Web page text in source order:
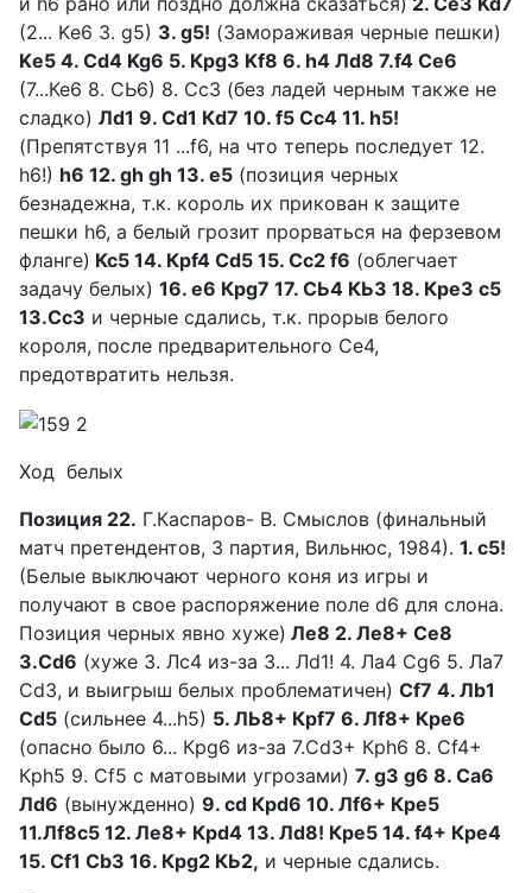
(2... Kе6 3. g5) 3. g5! (Замораживая черные пешки)
Kе5 4. Cd4 Kg6 5. КрgЗ Kf8 6. h4 Лd8 7.f4 Се6
(7...Ке6 8. СЬ6) 8. СсЗ (без ладей черным также не
сладко) Лd1 9. Сd1 Кd7 10. f5 Сс4 11. h5!
(Препятствуя 11 ...f6, на что теперь последует 12.
h6!) h6 12. gh gh 13. e5 (позиция черных
безнадежна, т.к. король их прикован к защите
пешки h6, а белый грозит прорваться на ферзевом
фланге) Кс5 14. Крf4 Сd5 15. Сс2 f6 (облегчает
задачу белых) 16. е6 Крg7 17. СЬ4 КЬЗ 18. КреЗ с5
13.СсЗ и черные сдались, т.к. прорыв белого
короля, после предварительного Се4,
предотвратить нельзя.
Ход белых
Позиция 22. Г.Каспаров- В. Смыслов (финальный
матч претендентов, 3 партия, Вильнюс, 1984). 1. с5!
(Белые выключают черного коня из игры и
получают в свое распоряжение поле d6 для слона.
Позиция черных явно хуже) Лe8 2. Лe8+ Се8
3.Сd6 (хуже 3. Лс4 из-за 3... Лd1! 4. Лa4 Сg6 5. Ла7
Сd3, и выигрыш белых проблематичен) Сf7 4. Лb1
Сd5 (сильнее 4...h5) 5. ЛЬ8+ Крf7 6. Лf8+ Кре6
(опасно было 6... Крg6 из-за 7.Cd3+ Крh6 8. Cf4+
Крh5 9. Cf5 с матовыми угрозами) 7. g3 g6 8. Cа6
Лd6 (вынужденно) 9. cd Крd6 10. Лf6+ Кре5
11.Лf8c5 12. Ле8+ Крd4 13. Лd8! Кре5 14. f4+ Кре4
15. Сf1 СbЗ 16. Крg2 КЬ2, и черные сдались.